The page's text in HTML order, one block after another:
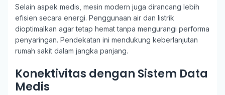
Selain aspek medis, mesin modern juga dirancang lebih
efisien secara energi. Penggunaan air dan listrik
dioptimalkan agar tetap hemat tanpa mengurangi performa
penyaringan. Pendekatan ini mendukung keberlanjutan
rumah sakit dalam jangka panjang.
Konektivitas dengan Sistem Data
Medis